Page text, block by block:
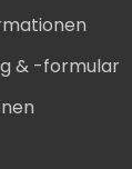
& -formular